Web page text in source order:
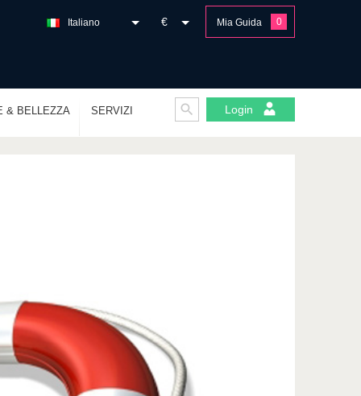
Mia Guida 0
€
Italiano
& BELLEZZA SERVIZI Login